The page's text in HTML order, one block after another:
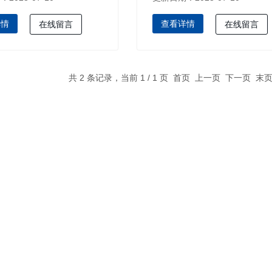
在线留言 查看详情 在线留言
共 2 条记录，当前 1 / 1 页 首页 上一页 下一页 末